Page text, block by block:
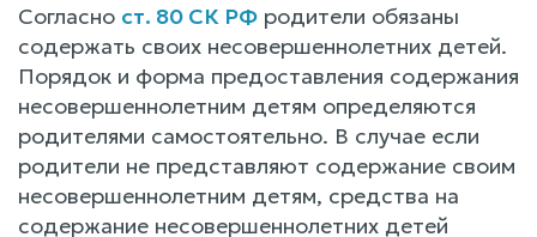
Согласно ст. 80 СК РФ родители обязаны
содержать своих несовершеннолетних детей.
Порядок и форма предоставления содержания
несовершеннолетним детям определяются
родителями самостоятельно. В случае если
родители не представляют содержание своим
несовершеннолетним детям, средства на
содержание несовершеннолетних детей